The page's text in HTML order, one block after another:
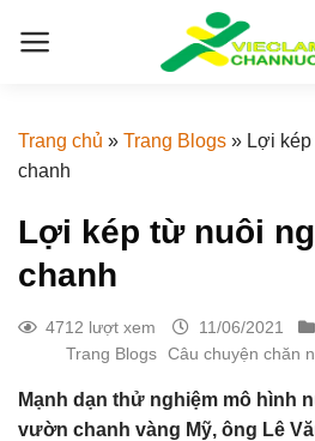
Trang chủ » Trang Blogs » Lợi
chanh
Lợi kép từ nuôi
chanh
4712 lượt xem
11/06/2021
Trang Blogs Câu chuyện chăn
Mạnh dạn thử nghiệm mô hình
vườn chanh vàng Mỹ, ông Lê